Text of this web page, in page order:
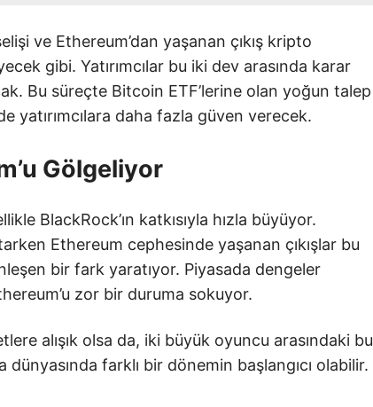
ve Ethereum’dan yaşanan çıkış kripto
gibi. Yatırımcılar bu iki dev arasında karar
Bu süreçte Bitcoin ETF’lerine olan yoğun talep
yatırımcılara daha fazla güven verecek.
Gölgeliyor
BlackRock’ın katkısıyla hızla büyüyor.
Ethereum cephesinde yaşanan çıkışlar bu
bir fark yaratıyor. Piyasada dengeler
zor bir duruma sokuyor.
alışık olsa da, iki büyük oyuncu arasındaki bu
farklı bir dönemin başlangıcı olabilir.